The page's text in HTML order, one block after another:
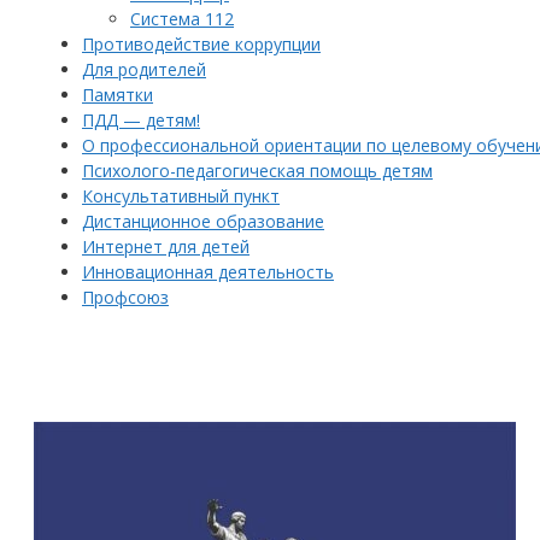
Система 112
Противодействие коррупции
Для родителей
Памятки
ПДД — детям!
О профессиональной ориентации по целевому
Психолого-педагогическая помощь детям
Консультативный пункт
Дистанционное образование
Интернет для детей
Инновационная деятельность
Профсоюз